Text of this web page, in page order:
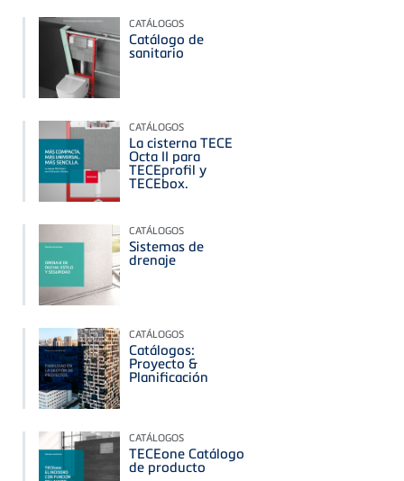
CATÁLOGOS
Catálogo de
sanitario
CATÁLOGOS
La cisterna TECE
Octa II para
TECEprofil y
TECEbox.
CATÁLOGOS
Sistemas de
drenaje
CATÁLOGOS
Catálogos:
Proyecto &
Planificación
CATÁLOGOS
TECEone Catálogo
de producto